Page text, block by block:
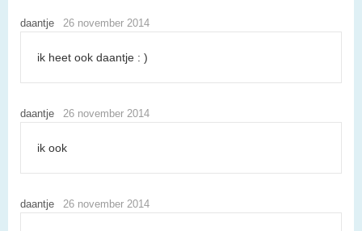
daantje 26 november 2014
ik heet ook daantje : )
daantje 26 november 2014
ik ook
daantje 26 november 2014